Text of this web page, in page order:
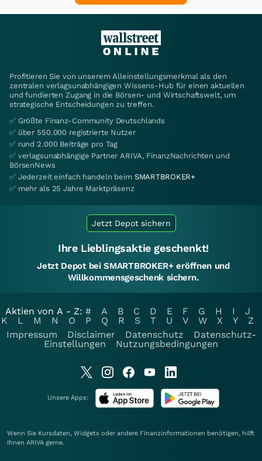
Profitieren Sie von unserem Alleinstellungsmerkmal als den
zentralen verlagsunabhängigen Wissens-Hub für einen aktuellen
und fundierten Zugang in die Börsen- und Wirtschaftswelt, um
strategische Entscheidungen zu treffen.
✅ Größte Finanz-Community Deutschlands
✅ über 550.000 registrierte Nutzer
✅ rund 2.000 Beiträge pro Tag
✅ verlagsunabhängige Partner ARIVA, FinanzNachrichten und
BörsenNews
✅ Jederzeit einfach handeln beim SMARTBROKER+
✅ mehr als 25 Jahre Marktpräsenz
Jetzt Depot sichern
Ihre Lieblingsaktie geschenkt!
Jetzt Depot bei SMARTBROKER+ eröffnen und
Willkommensgeschenk sichern.
Aktien von A - Z: # A B C D E F G H I
J
K
L M N O P Q R S T U V W X Y
Z
Impressum
Disclaimer Datenschutz
Datenschutz-
Einstellungen
Nutzungsbedingungen
Unsere Apps:
Wenn Sie Kursdaten, Widgets oder andere Finanzinformationen benötigen, hilft
Ihnen ARIVA gerne.